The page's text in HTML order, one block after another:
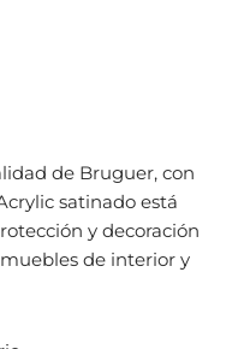
de Bruguer, con
satinado está
y decoración
de interior y